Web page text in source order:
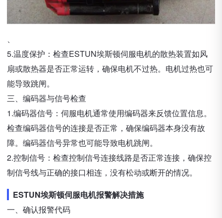
、
5.温度保护：检查ESTUN埃斯顿伺服电机的散热装置如风
扇或散热器是否正常运转，确保电机不过热。电机过热也可
能导致跳闸。
三、编码器与信号检查
1.编码器信号：伺服电机通常使用编码器来反馈位置信息。
检查编码器信号的连接是否正常，确保编码器本身没有故
障。编码器信号异常也可能导致电机跳闸。
2.控制信号：检查控制信号连接线路是否正常连接，确保控
制信号线与正确的接口相连，没有松动或断开的情况。
ESTUN埃斯顿伺服电机报警解决措施
一、确认报警代码